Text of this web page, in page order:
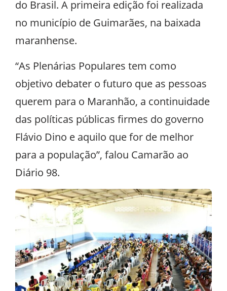
do Brasil. A primeira edição foi realizada
no município de Guimarães, na baixada
maranhense.
“As Plenárias Populares tem como
objetivo debater o futuro que as pessoas
querem para o Maranhão, a continuidade
das políticas públicas firmes do governo
Flávio Dino e aquilo que for de melhor
para a população”, falou Camarão ao
Diário 98.